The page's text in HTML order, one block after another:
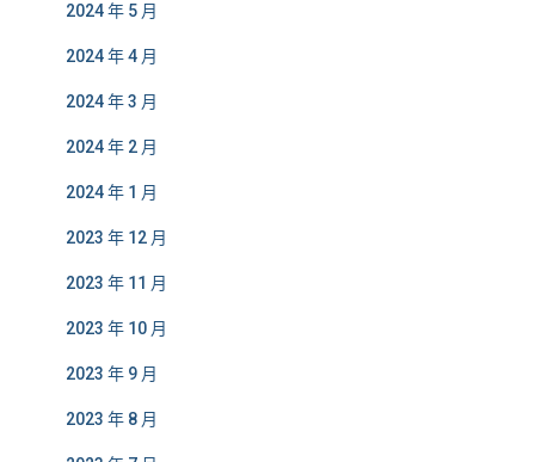
2024 年 5 月
2024 年 4 月
2024 年 3 月
2024 年 2 月
2024 年 1 月
2023 年 12 月
2023 年 11 月
2023 年 10 月
2023 年 9 月
2023 年 8 月